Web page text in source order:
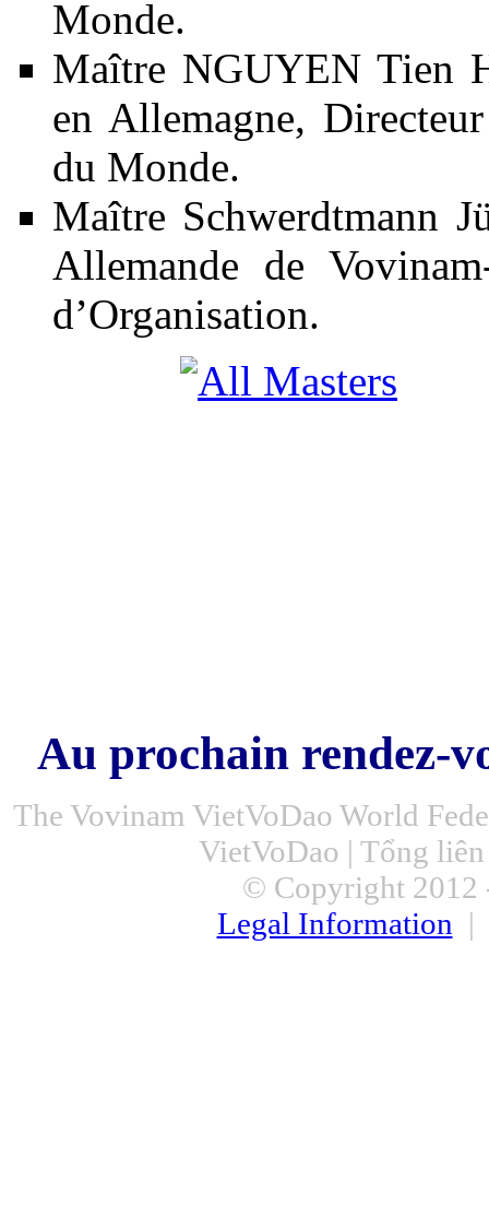
Monde.
Maître NGUYEN Tien
en Allemagne,
du Monde.
Maître Schwerdtmann
Allemande de
d’Organisation.
Au prochain rendez-
The Vovinam VietVoDao World
VietVoDao | Tổng
© Copyright 2012
Legal Information